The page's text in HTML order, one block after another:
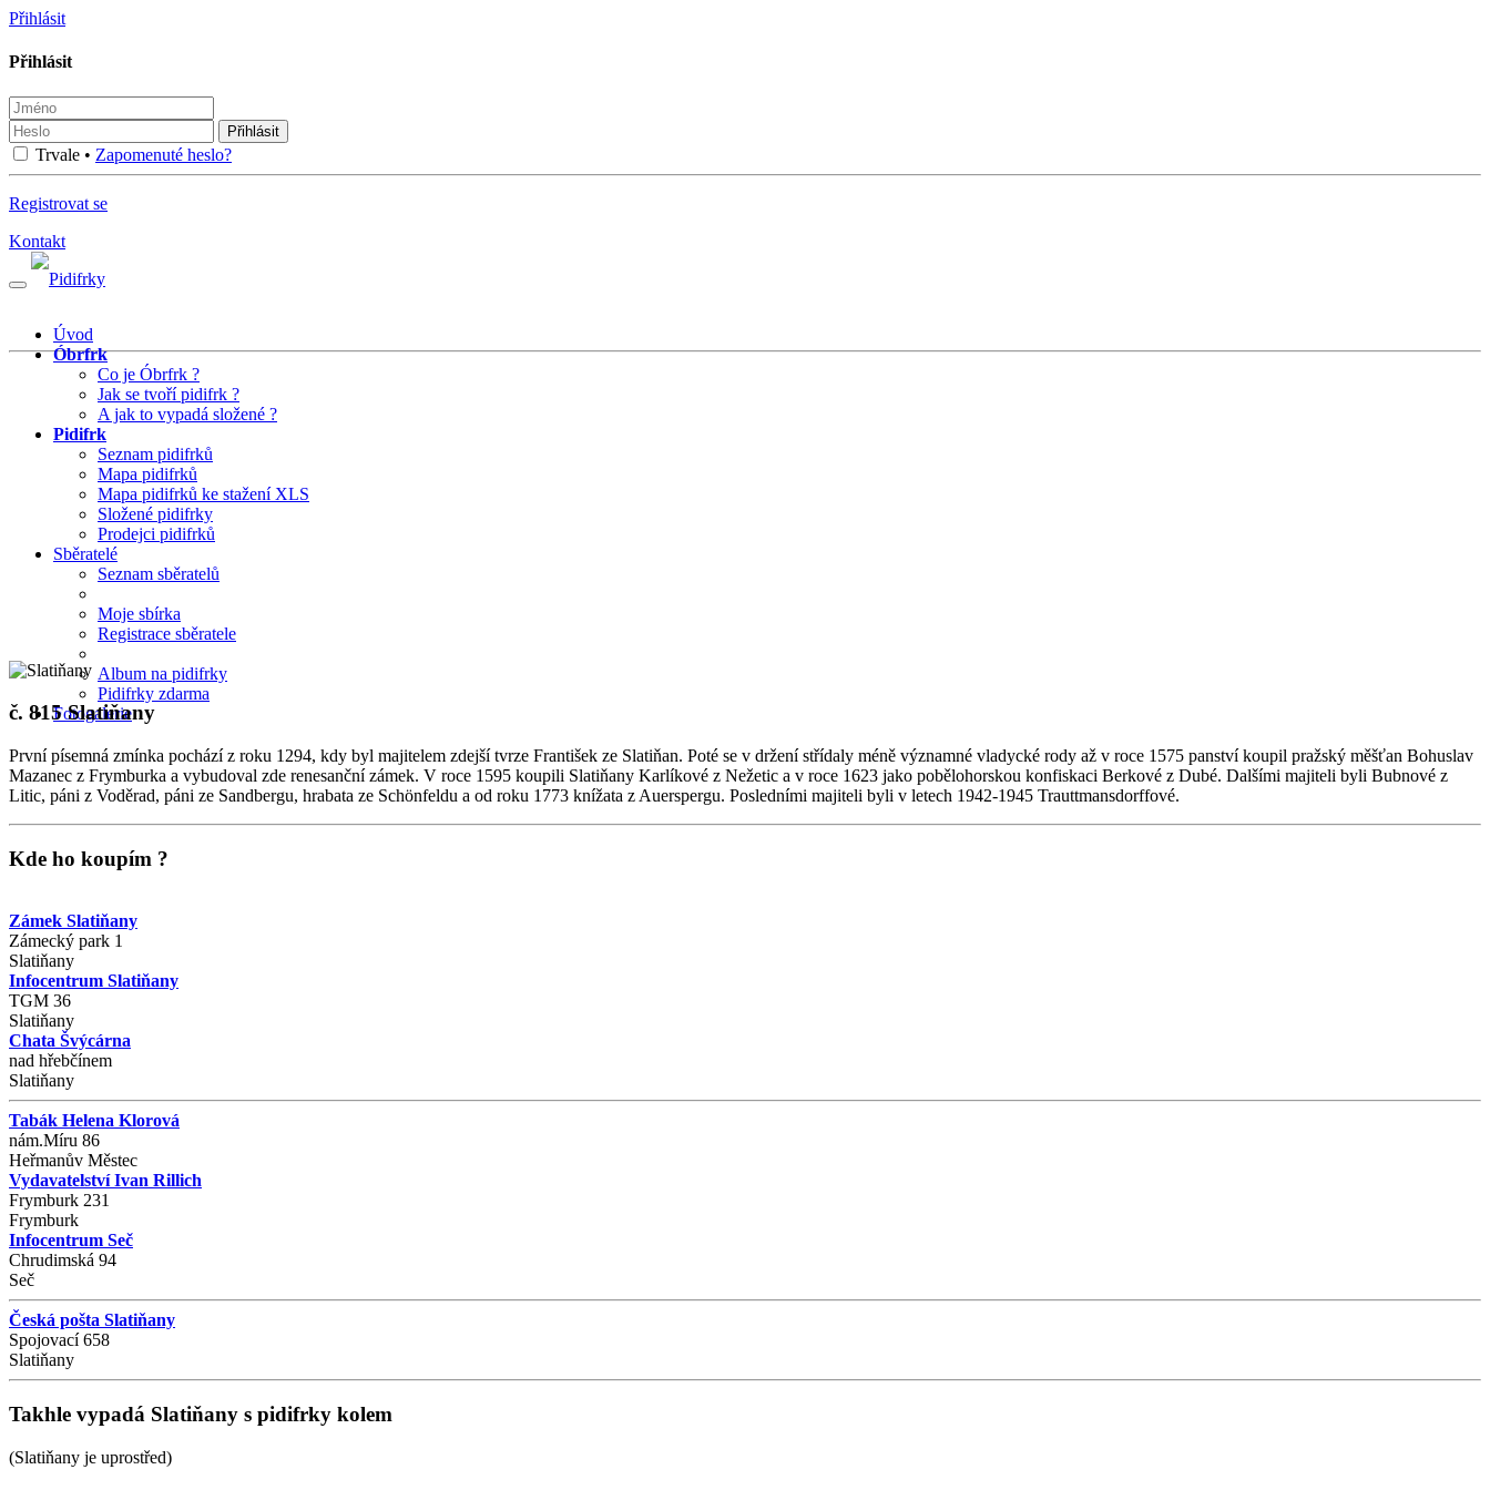
Přihlásit
Přihlásit
Přihlásit
Trvale • Zapomenuté heslo?
Registrovat se
Kontakt
Úvod
Óbrfrk
Co je Óbrfrk ?
Jak se tvoří pidifrk ?
A jak to vypadá složené ?
Pidifrk
Seznam pidifrků
Mapa pidifrků
Mapa pidifrků ke stažení XLS
Složené pidifrky
Prodejci pidifrků
Sběratelé
Seznam sběratelů
Moje sbírka
Registrace sběratele
Album na pidifrky
Pidifrky zdarma
Fotogalerie
č. 815Slatiňany
První písemná zmínka pochází z roku 1294, kdy byl majitelem zdejší tvrze František ze Slatiňan. Poté se v držení střídaly méně významné vladycké rody až v roce 1575 panství koupil pražský měšťan Bohuslav
Mazanec z Frymburka a vybudoval zde renesanční zámek. V roce 1595 koupili Slatiňany Karlíkové z Nežetic a v roce 1623 jako pobělohorskou konfiskaci Berkové z Dubé. Dalšími majiteli byli Bubnové z
Litic, páni z Voděrad, páni ze Sandbergu, hrabata ze Schönfeldu a od roku 1773 knížata z Auerspergu. Posledními majiteli byli v letech 1942-1945 Trauttmansdorffové.
Kde ho koupím ?
Zámek Slatiňany
Zámecký park 1
Slatiňany
Infocentrum Slatiňany
TGM 36
Slatiňany
Chata Švýcárna
nad hřebčínem
Slatiňany
Tabák Helena Klorová
nám.Míru 86
Heřmanův Městec
Vydavatelství Ivan Rillich
Frymburk 231
Frymburk
Infocentrum Seč
Chrudimská 94
Seč
Česká pošta Slatiňany
Spojovací 658
Slatiňany
Takhle vypadá Slatiňany s pidifrky kolem
(Slatiňany je uprostřed)